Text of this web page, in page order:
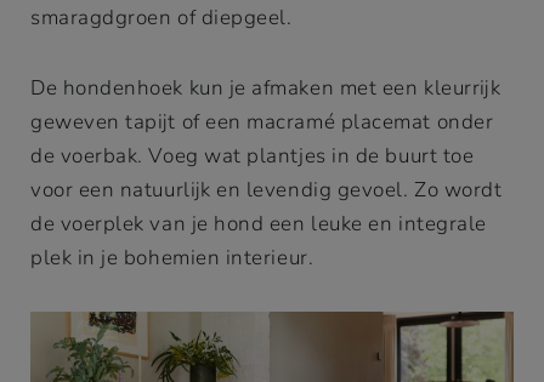
smaragdgroen of diepgeel.
De hondenhoek kun je afmaken met een kleurrijk
geweven tapijt of een macramé placemat onder
de voerbak. Voeg wat plantjes in de buurt toe
voor een natuurlijk en levendig gevoel. Zo wordt
de voerplek van je hond een leuke en integrale
plek in je bohemien interieur.